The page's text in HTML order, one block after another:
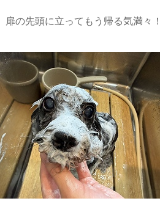
扉の先頭に立ってもう帰る気満々